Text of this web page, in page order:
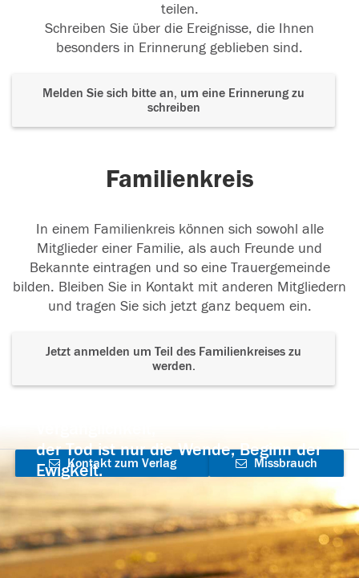
teilen.
Schreiben Sie über die Ereignisse, die Ihnen
besonders in Erinnerung geblieben sind.
Melden Sie sich bitte an, um eine Erinnerung zu
schreiben
Familienkreis
In einem Familienkreis können sich sowohl alle
Mitglieder einer Familie, als auch Freunde und
Bekannte eintragen und so eine Trauergemeinde
bilden. Bleiben Sie in Kontakt mit anderen Mitgliedern
und tragen Sie sich jetzt ganz bequem ein.
Jetzt anmelden um Teil des Familienkreises zu
werden.
der Tod ist nur die Wende, Beginn der
Ewigkeit.
Kontakt zum Verlag
aufnehmen
Missbrauch